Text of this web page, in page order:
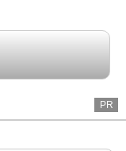
PR